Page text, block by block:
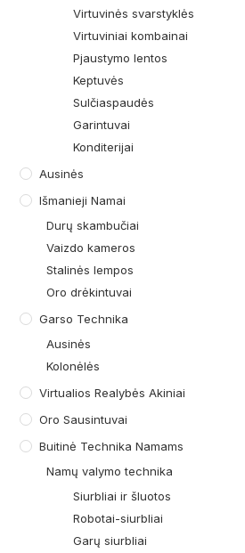
Virtuvinės svarstyklės
Virtuviniai kombainai
Pjaustymo lentos
Keptuvės
Sulčiaspaudės
Garintuvai
Konditerijai
Ausinės
Išmanieji Namai
Durų skambučiai
Vaizdo kameros
Stalinės lempos
Oro drėkintuvai
Garso Technika
Ausinės
Kolonėlės
Virtualios Realybės Akiniai
Oro Sausintuvai
Buitinė Technika Namams
Namų valymo technika
Siurbliai ir šluotos
Robotai-siurbliai
Garų siurbliai